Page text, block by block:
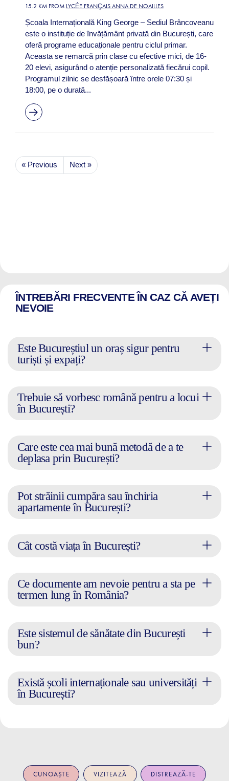
15.2 KM FROM LYCÉE FRANÇAIS ANNA DE NOAILLES
Școala Internațională King George – Sediul Brâncoveanu
este o instituție de învățământ privată din București, care
oferă programe educaționale pentru ciclul primar.
Aceasta se remarcă prin clase cu efective mici, de 16-
20 elevi, asigurând o atenție personalizată fiecărui copil.
Programul zilnic se desfășoară între orele 07:30 și
18:00, pe o durată...
« Previous Next »
ÎNTREBĂRI FRECVENTE ÎN CAZ CĂ AVEȚI
NEVOIE
Este Bucureștiul un oraș sigur pentru
turiști și expați?
Trebuie să vorbesc română pentru a locui
în București?
Care este cea mai bună metodă de a te
deplasa prin București?
Pot străinii cumpăra sau închiria
apartamente în București?
Cât costă viața în București?
Ce documente am nevoie pentru a sta pe
termen lung în România?
Este sistemul de sănătate din București
bun?
Există școli internaționale sau universități
în București?
CUNOAȘTE VIZITEAZĂ DISTREAZĂ-TE